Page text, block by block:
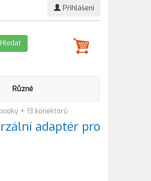
Přihlášení
Hledat
Různé
+ 13 konektorů
adaptér pro